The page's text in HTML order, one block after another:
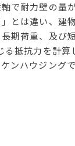
で耐力壁の量
とは違い、建
期荷重、及び
抵抗力を計算
ンハウジング